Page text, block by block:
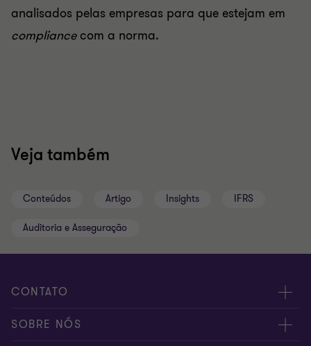
analisados pelas empresas para que estejam em
compliancecom a norma.
Veja também
Conteúdos Artigo Insights IFRS
Auditoria e Asseguração
CONTATO
Fale conosco
SOBRE NÓS